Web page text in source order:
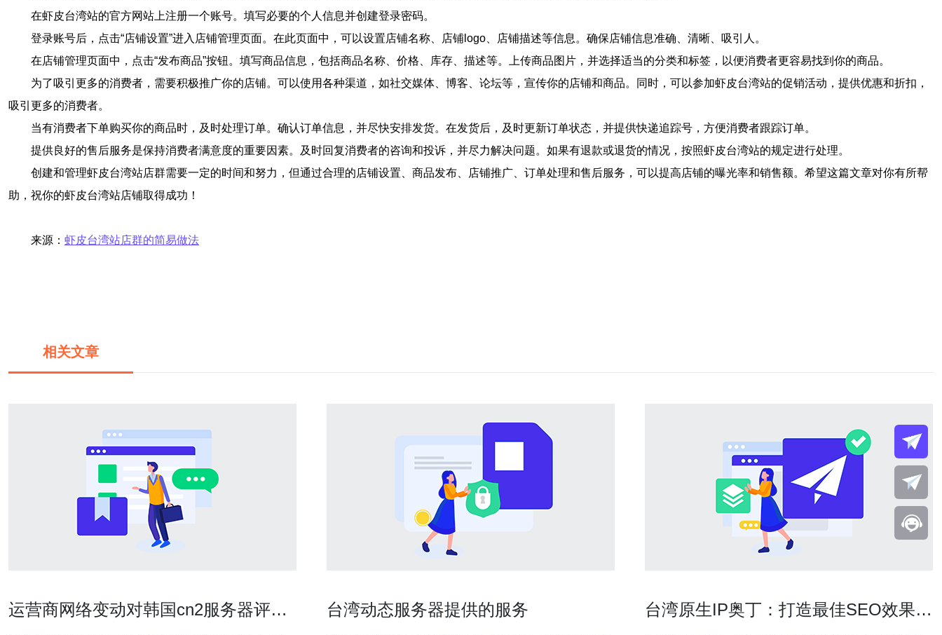
在虾皮台湾站的官方网站上注册一个账号。填写必要的个人信息并创建登录密码。
登录账号后，点击“店铺设置”进入店铺管理页面。在此页面中，可以设置店铺名称、店铺logo、店铺描述等信息。确保店铺信息准确、清晰、吸引人。
在店铺管理页面中，点击“发布商品”按钮。填写商品信息，包括商品名称、价格、库存、描述等。上传商品图片，并选择适当的分类和标签，以便消费者更容易找到你的商品。
为了吸引更多的消费者，需要积极推广你的店铺。可以使用各种渠道，如社交媒体、博客、论坛等，宣传你的店铺和商品。同时，可以参加虾皮台湾站的促销活动，提供优惠和折扣，
吸引更多的消费者。
当有消费者下单购买你的商品时，及时处理订单。确认订单信息，并尽快安排发货。在发货后，及时更新订单状态，并提供快递追踪号，方便消费者跟踪订单。
提供良好的售后服务是保持消费者满意度的重要因素。及时回复消费者的咨询和投诉，并尽力解决问题。如果有退款或退货的情况，按照虾皮台湾站的规定进行处理。
创建和管理虾皮台湾站店群需要一定的时间和努力，但通过合理的店铺设置、商品发布、店铺推广、订单处理和售后服务，可以提高店铺的曝光率和销售额。希望这篇文章对你有所帮
助，祝你的虾皮台湾站店铺取得成功！
来源： 虾皮台湾站店群的简易做法
相关文章
运营商网络变动对韩国cn2服务器评测
台湾动态服务器提供的服务
台湾原生IP奥丁：打造最佳SEO效果的